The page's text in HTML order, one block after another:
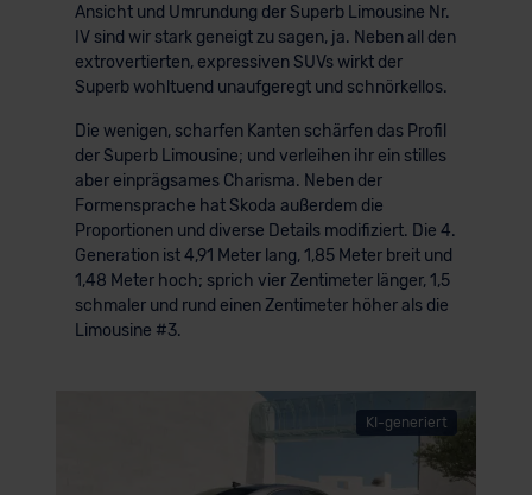
Ansicht und Umrundung der Superb Limousine Nr.
IV sind wir stark geneigt zu sagen, ja. Neben all den
extrovertierten, expressiven SUVs wirkt der
Superb wohltuend unaufgeregt und schnörkellos.
Die wenigen, scharfen Kanten schärfen das Profil
der Superb Limousine; und verleihen ihr ein stilles
aber einprägsames Charisma. Neben der
Formensprache hat Skoda außerdem die
Proportionen und diverse Details modifiziert. Die 4.
Generation ist 4,91 Meter lang, 1,85 Meter breit und
1,48 Meter hoch; sprich vier Zentimeter länger, 1,5
schmaler und rund einen Zentimeter höher als die
Limousine #3.
KI-generiert